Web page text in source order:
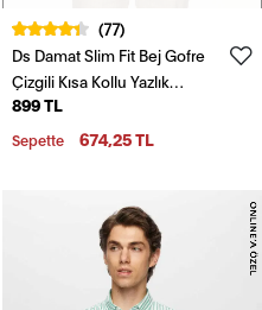
(77)
Ds Damat Slim Fit Bej Gofre
Çizgili Kısa Kollu Yazlık
Gömlek
899 TL
Sepette 674,25 TL